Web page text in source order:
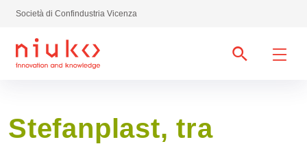
Società di Confindustria Vicenza
Stefanplast, tra